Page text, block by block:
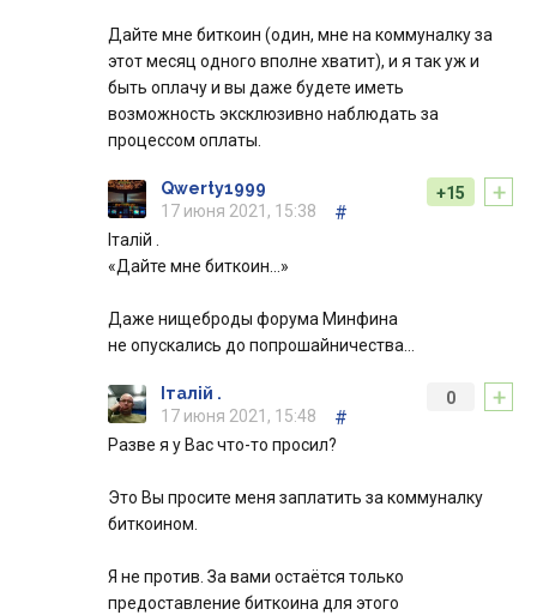
Дайте мне биткоин (один, мне на коммуналку за
этот месяц одного вполне хватит), и я так уж и
быть оплачу и вы даже будете иметь
возможность эксклюзивно наблюдать за
процессом оплаты.
+
+15
Qwerty1999
17 июня 2021, 15:38
#
Італій .
«Дайте мне биткоин…»
Даже нищеброды форума Минфина
не опускались до попрошайничества…
+
0
Італій .
17 июня 2021, 15:48
#
Разве я у Вас что-то просил?
Это Вы просите меня заплатить за коммуналку
биткоином.
Я не против. За вами остаётся только
предоставление биткоина для этого